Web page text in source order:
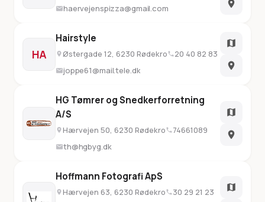
haervejenspizza@gmail.com
HA
Hairstyle
Østergade 12, 6230 Rødekro
20 40 82 83
joppe61@mail.tele.dk
HG Tømrer og Snedkerforretning
A/S
Hærvejen 50, 6230 Rødekro
74661089
th@hgbyg.dk
Hoffmann Fotografi ApS
Hærvejen 63, 6230 Rødekro
30 29 21 23